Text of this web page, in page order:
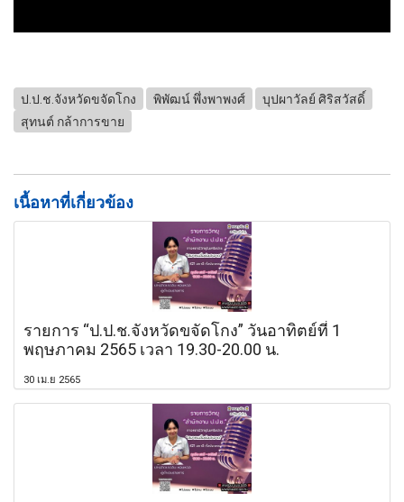
ป.ป.ช.จังหวัดขจัดโกง พิพัฒน์ พึ่งพาพงศ์
บุปผาวัลย์ ศิริสวัสดิ์
สุทนต์ กล้าการขาย
เนื้อหาที่เกี่ยวข้อง
รายการ “ป.ป.ช.จังหวัดขจัดโกง” วันอาทิตย์ที่ 1
พฤษภาคม 2565 เวลา 19.30-20.00 น.
30 เม.ย 2565